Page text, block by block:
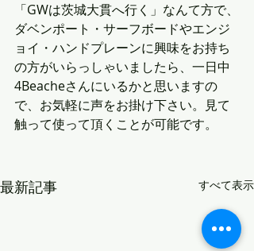
「GWは茨城大貫へ行く」なんて方で、
ダベンポート・サーフボードやエンジ
ョイ・ハンドプレーンに興味をお持ち
の方がいらっしゃいましたら、一日中
4Beacheさんにいるかと思いますの
で、お気軽に声をお掛け下さい。見て
触って使って頂くことが可能です。
最新記事 すべて表示